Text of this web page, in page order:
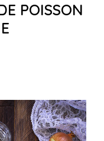
POISSON